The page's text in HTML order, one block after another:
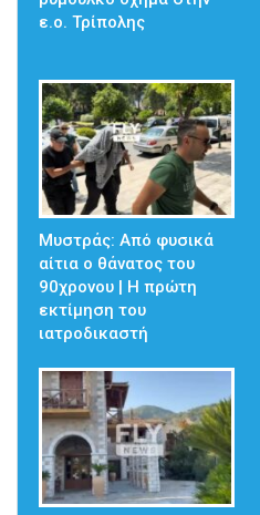
ε.ο. Τρίπολης
Μυστράς: Από φυσικά
αίτια ο θάνατος του
90χρονου | Η πρώτη
εκτίμηση του
ιατροδικαστή